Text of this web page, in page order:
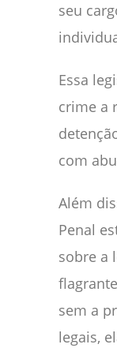
seu
Essa
crime a
com
Além
Penal
sobre a
sem a
legais,